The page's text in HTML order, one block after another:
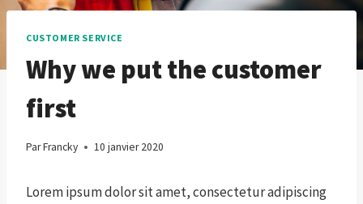
CUSTOMER SERVICE
Why we put the customer
first
ParFrancky 10 janvier 2020
Lorem ipsum dolor sit amet, consectetur adipiscing